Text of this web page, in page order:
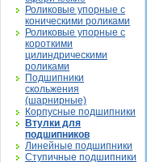
Роликовые упорные с
коническими роликами
Роликовые упорные с
короткими
цилиндрическими
роликами
Подшипники
скольжения
(шарнирные)
Корпусные подшипники
Втулки для
подшипников
Линейные подшипники
Ступичные подшипники